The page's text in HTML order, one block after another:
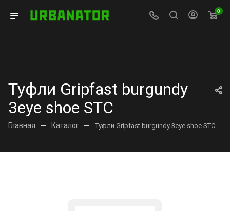
0
Туфли Gripfast burgundy
3eye shoe STC
Главная — Каталог — Туфли Gripfast burgundy 3eye shoe STC